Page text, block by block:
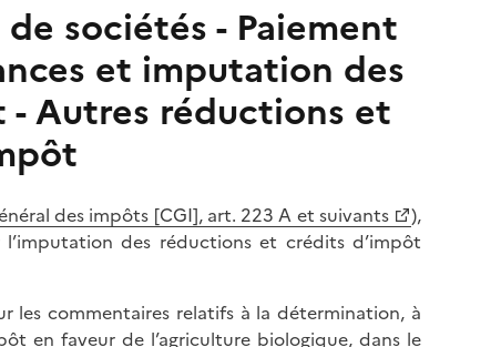
sociétés - Paiement
et imputation des
Autres réductions et
des impôts [CGI], art. 223 A et suivants
),
des réductions et crédits d’impôt
les commentaires relatifs à la détermination, à
en faveur de l’agriculture biologique, dans le